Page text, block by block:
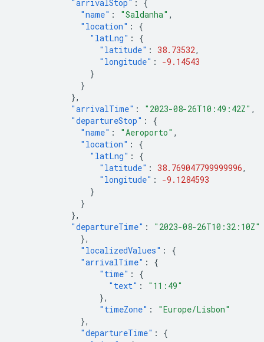
"arrivalStop" :
{
"name" : "Saldanha" ,
"location" :
{
"latLng" :
{
"latitude" : 38.73532,
"longitude" :
-9.14543
}
}
},
"arrivalTime" : "2023-08-26T10:49:42Z" ,
"departureStop" :
{
"name" : "Aeroporto" ,
"location" :
{
"latLng" :
{
"latitude" : 38.769047799999996,
"longitude" :
-9.1284593
}
}
},
"departureTime" :
"2023-08-26T10:32:10Z"
},
"localizedValues" :
{
"arrivalTime" :
{
"time" :
{
"text" :
"11:49"
},
"timeZone" :
"Europe/Lisbon"
},
"departureTime" :
{